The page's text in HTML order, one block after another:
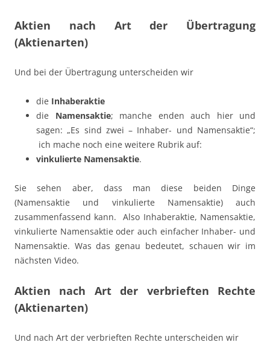
Aktien nach Art der Übertragung
(Aktienarten)
Und bei der Übertragung unterscheiden wir
die Inhaberaktie
die Namensaktie; manche enden auch hier und
sagen: „Es sind zwei – Inhaber- und Namensaktie“;
ich mache noch eine weitere Rubrik auf:
vinkulierte Namensaktie.
Sie sehen aber, dass man diese beiden Dinge
(Namensaktie und vinkulierte Namensaktie) auch
zusammenfassend kann. Also Inhaberaktie, Namensaktie,
vinkulierte Namensaktie oder auch einfacher Inhaber- und
Namensaktie. Was das genau bedeutet, schauen wir im
nächsten Video.
Aktien nach Art der verbrieften Rechte
(Aktienarten)
Und nach Art der verbrieften Rechte unterscheiden wir